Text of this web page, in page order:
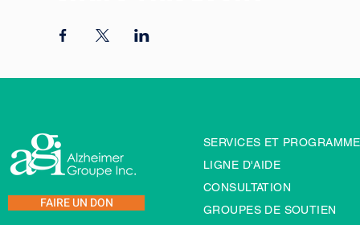
FAIRE UN DON
SERVICES ET
LIGNE D'AIDE
CONSULTATION
GROUPES DE SOUTIEN